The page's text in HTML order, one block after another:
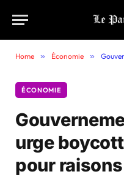
Home » Économie »
ÉCONOMIE
urge
pour